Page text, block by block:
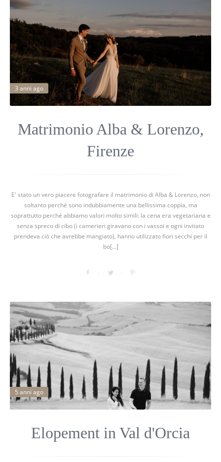
3 anni ago
Matrimonio Alba & Lorenzo,
Firenze
E' stato un vero piacere fotografare il matrimonio di Alba & Lorenzo, non
soltanto perché sono indubbiamente una bellissima coppia, ma
soprattutto perché abbiamo valori molto simili: la cena era vegetariana e
senza spreco di cibo (i camerieri giravano con i vassoi e ogni invitato
prendeva ciò che avrebbe mangiato), hanno utilizzato fiori secchi per il
bo[...]
5 anni ago
Elopement in Val d'Orcia